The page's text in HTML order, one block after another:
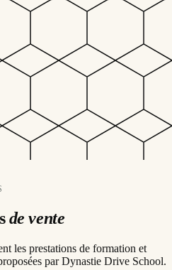
de vente
les prestations de formation et
par Dynastie Drive School.